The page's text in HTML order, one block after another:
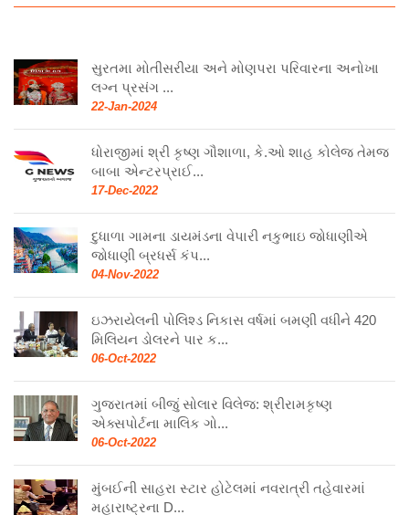
સુરતમા મોતીસરીયા અને મોણપરા પરિવારના અનોખા
લગ્ન પ્રસંગ ...
22-Jan-2024
ધોરાજીમાં શ્રી કૃષ્ણ ગૌશાળા, કે.ઓ શાહ કોલેજ તેમજ
બાબા એન્ટરપ્રાઈ...
17-Dec-2022
દુધાળા ગામના ડાયમંડના વેપારી નકુભાઇ જોધાણીએ
જોધાણી બ્રધર્સ કંપ...
04-Nov-2022
ઇઝરાયેલની પોલિશ્ડ નિકાસ વર્ષમાં બમણી વધીને 420
મિલિયન ડોલરને પાર ક...
06-Oct-2022
ગુજરાતમાં બીજું સોલાર વિલેજ: શ્રીરામકૃષ્ણ
એક્સપોર્ટના માલિક ગો...
06-Oct-2022
મુંબઈની સાહરા સ્ટાર હોટેલમાં નવરાત્રી તહેવારમાં
મહારાષ્ટ્રના D...